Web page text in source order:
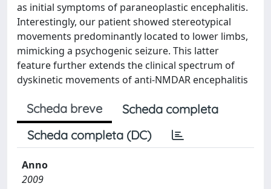
as initial symptoms of paraneoplastic encephalitis.
Interestingly, our patient showed stereotypical
movements predominantly located to lower limbs,
mimicking a psychogenic seizure. This latter
feature further extends the clinical spectrum of
dyskinetic movements of anti-NMDAR encephalitis
Scheda breve
Scheda completa
Scheda completa (DC)
Anno
2009